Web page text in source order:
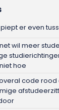
piept er even
wil meer
hoe
code rood